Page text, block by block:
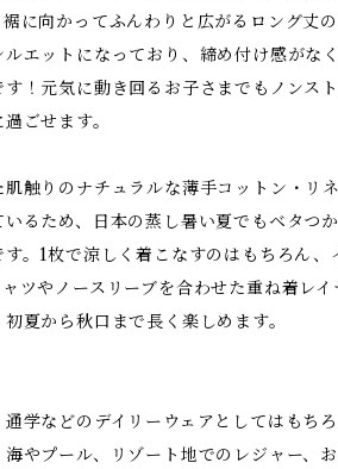
に向かってふんわりと広がるロング丈
エットになっており、締め付け感がな
！元気に動き回るお子さまでもノンス
ごせます。
触りのナチュラルな薄手コットン・リ
るため、日本の蒸し暑い夏でもベタつ
。1枚で涼しく着こなすのはもちろん、
ツやノースリーブを合わせた重ね着レイ
夏から秋口まで長く楽しめます。
学などのデイリーウェアとしてはもち
やプール、リゾート地でのレジャー、お